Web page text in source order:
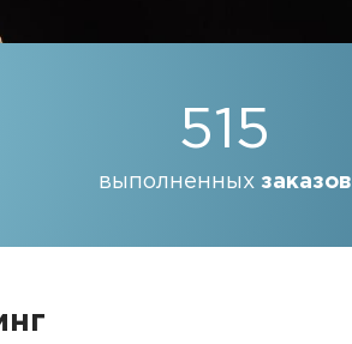
515
выполненных заказов